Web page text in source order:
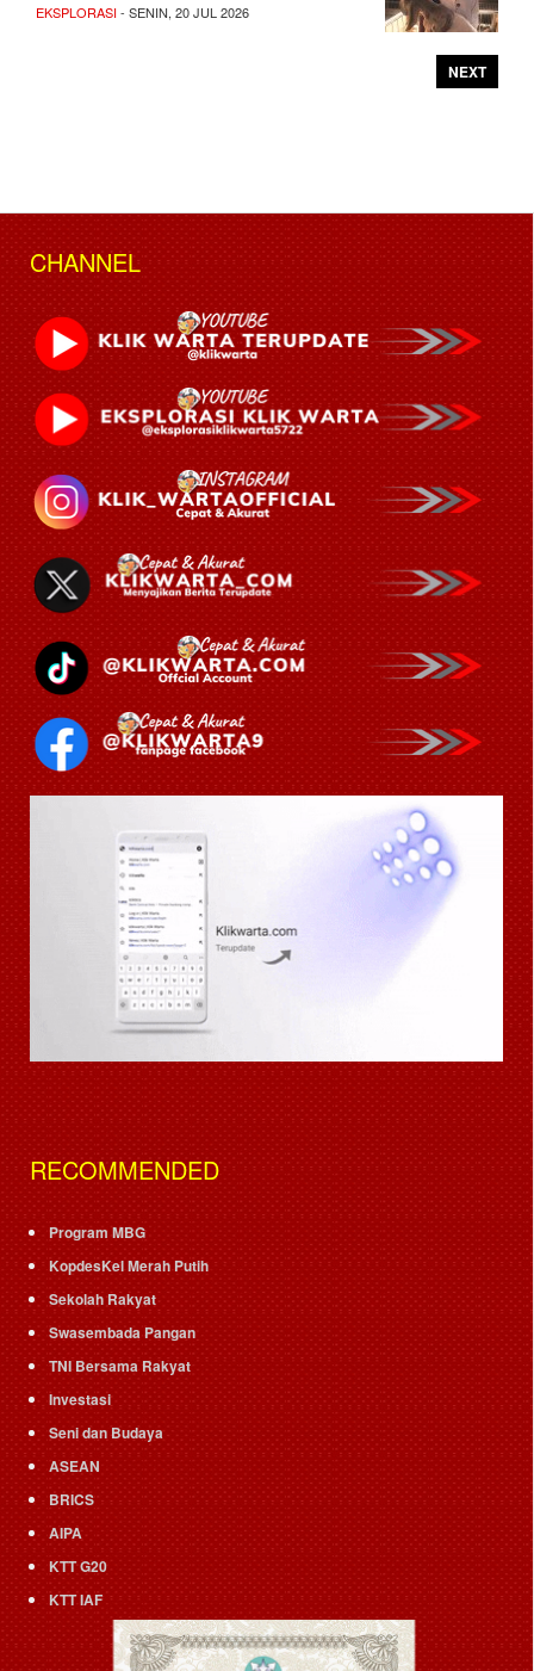
EKSPLORASI- SENIN, 20 JUL 2026
NEXT
CHANNEL
RECOMMENDED
Program MBG
KopdesKel Merah Putih
Sekolah Rakyat
Swasembada Pangan
TNI Bersama Rakyat
Investasi
Seni dan Budaya
ASEAN
BRICS
AIPA
KTT G20
KTT IAF